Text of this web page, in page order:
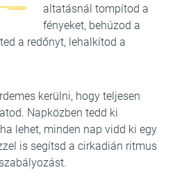
altatásnál tompítod a
fényeket, behúzod a
a redőnyt, lehalkítod a
kerülni, hogy teljesen
Napközben tedd ki
lehet, minden nap vidd ki egy
is segítsd a cirkadián ritmus